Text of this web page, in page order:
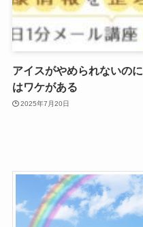
アイスがやめられないのに
はワケがある
2025年7月20日